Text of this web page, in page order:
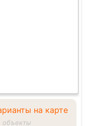
на карте
объекты